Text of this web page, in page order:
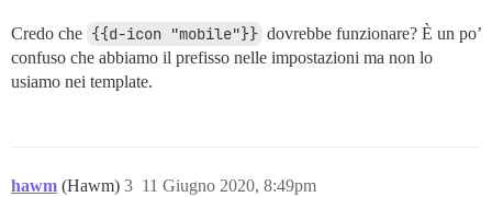
Credo che {{d-icon "mobile"}} dovrebbe funzionare? È un po’
confuso che abbiamo il prefisso nelle impostazioni ma non lo
usiamo nei template.
hawm (Hawm) 11 Giugno 2020, 8:49pm
3